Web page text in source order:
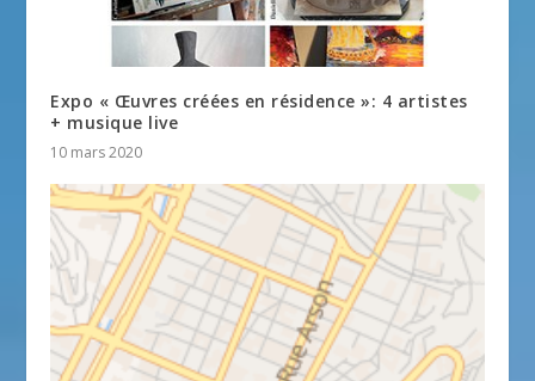
Expo « Œuvres créées en résidence »: 4 artistes
+ musique live
10 mars 2020